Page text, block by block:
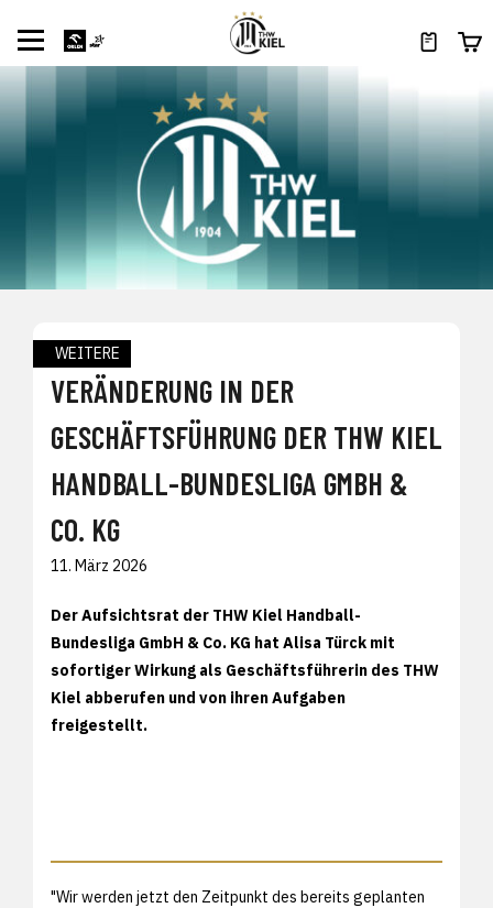
WEITERE
VERÄNDERUNG IN DER
GESCHÄFTSFÜHRUNG DER THW KIEL
HANDBALL-BUNDESLIGA GMBH &
CO. KG
11. März 2026
Der Aufsichtsrat der THW Kiel Handball-
Bundesliga GmbH & Co. KG hat Alisa Türck mit
sofortiger Wirkung als Geschäftsführerin des THW
Kiel abberufen und von ihren Aufgaben
freigestellt.
"Wir werden jetzt den Zeitpunkt des bereits geplanten